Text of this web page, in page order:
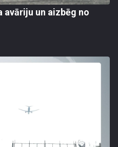
un aizbēg no